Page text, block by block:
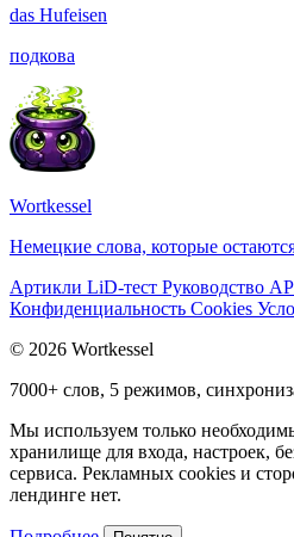
das Hufeisen
подкова
Wortkessel
Немецкие слова, которые
Артикли LiD-тест Руководство
Конфиденциальность Cookies
© 2026 Wortkessel
7000+ слов, 5 режимов,
Мы используем только
хранилище для входа, настроек,
сервиса. Рекламных cookies и
лендинге нет.